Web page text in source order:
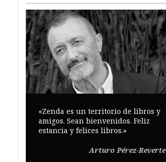
«Zenda es un territorio de libros y
amigos. Sean bienvenidos. Feliz
estancia y felices libros.»
Arturo Pérez-Reverte